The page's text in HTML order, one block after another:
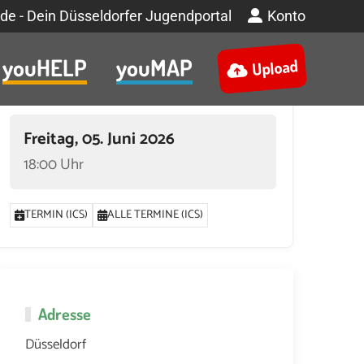
- Dein Düsseldorfer Jugendportal Konto
youHELP youMAP Upload
Freitag, 05. Juni 2026
18:00 Uhr
TERMIN (ICS) ALLE TERMINE (ICS)
Adresse
Düsseldorf